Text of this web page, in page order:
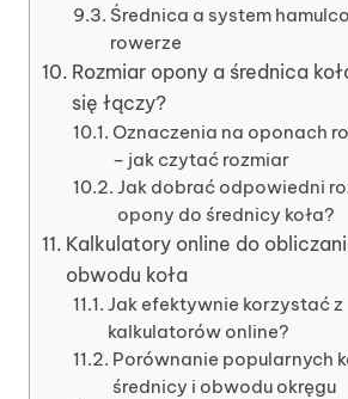
Średnica a system
rowerze
Rozmiar opony a średnica
się łączy?
Oznaczenia na oponach
– jak czytać rozmiar
Jak dobrać odpowiedni
opony do średnicy koła?
Kalkulatory online do
obwodu koła
Jak efektywnie korzystać z
kalkulatorów online?
Porównanie popularnych
średnicy i obwodu okręgu